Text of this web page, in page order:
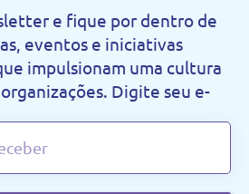
e fique por dentro de
eventos e iniciativas
impulsionam uma cultura
Digite seu e-